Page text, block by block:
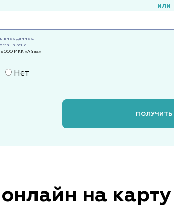
или
данных,
с
ООО МКК «Айва»
Нет
ПОЛУЧИТЬ
на